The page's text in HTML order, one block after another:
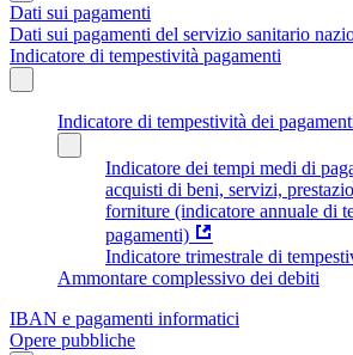
Dati sui pagamenti
Dati sui pagamenti del servizio sanitario
Indicatore di tempestività pagamenti
Indicatore di tempestività dei
Indicatore dei tempi medi di
acquisti di beni, servizi,
forniture (indicatore annuale di
pagamenti)
Indicatore trimestrale di
Ammontare complessivo dei debiti
IBAN e pagamenti informatici
Opere pubbliche